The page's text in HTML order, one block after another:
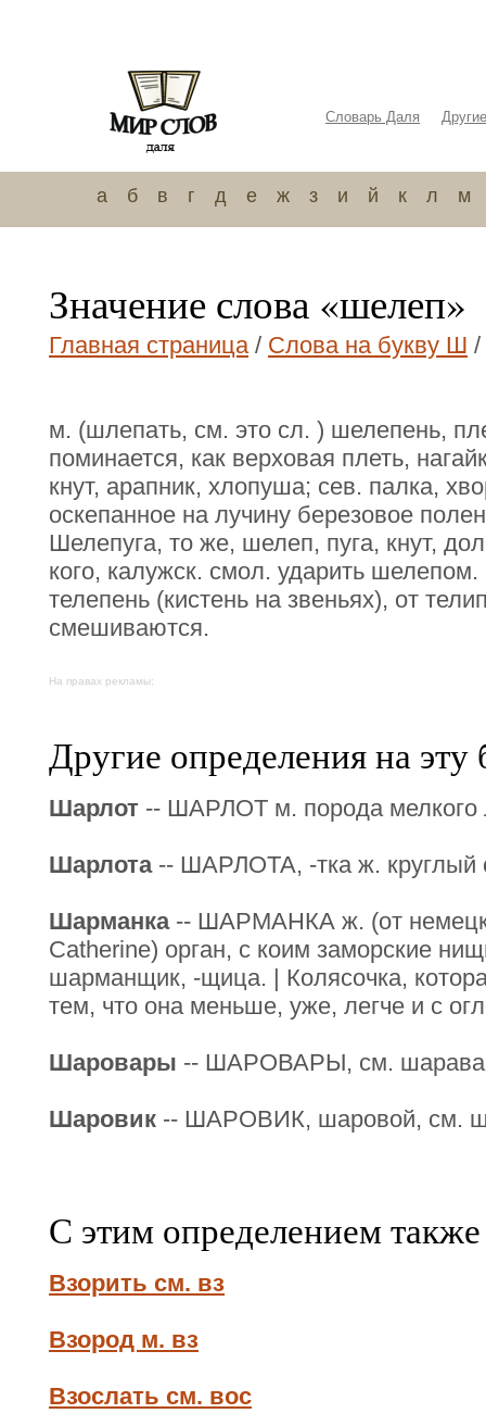
Словарь Даля
а б в г д е ж з и й к л м
Значение слова «шелеп»
Главная страница/ Слова на букву Ш /
м. (шлепать, см. это сл. ) шелепень,
поминается, как верховая плеть,
кнут, арапник, хлопуша; сев. палка,
оскепанное на лучину березовое
Шелепуга, то же, шелеп, пуга, кнут,
кого, калужск. смол. ударить
телепень (кистень на звеньях), от
смешиваются.
На правах рекламы:
Другие определения на эту
Шарлот -- ШАРЛОТ м. порода мелкого
Шарлота-- ШАРЛОТА, -тка ж. круглый
Шарманка-- ШАРМАНКА ж. (от
Catherine) орган, с коим заморские
шарманщик, -щица. | Колясочка,
тем, что она меньше, уже, легче и с
Шаровары -- ШАРОВАРЫ, см.
Шаровик -- ШАРОВИК, шаровой, см.
С этим определением
Взорить см. вз
Взород м. вз
Взослать см. вос